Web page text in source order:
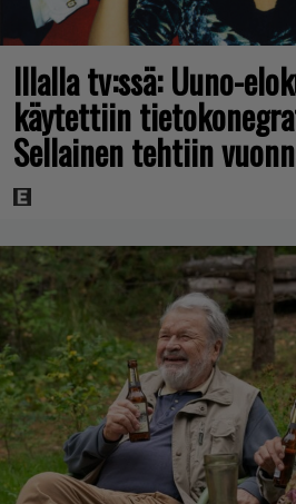
Illalla tv:ssä: Uuno-
käytettiin
Sellainen tehtiin